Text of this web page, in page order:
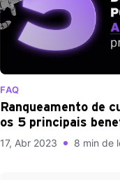
FAQ
Ranqueamento de
os 5 principais
17, Abr 2023 8 min de